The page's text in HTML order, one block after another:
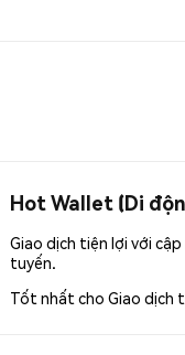
Hot Wallet (Di
Giao dịch tiện lợi với
tuyến.
Tốt nhất cho Giao dịch